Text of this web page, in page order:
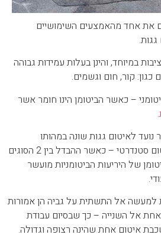
את אחד מהאמצעים השימושיים
במיוחד, והינן בעלות עמידות גבוהה
כגון: קור, חום וגשמים.
– כאשר הביטומן הינו חומר אשר
.
נועד לאיטום גגות שונה במהותו
מהביטומן אשר מיועד לאיטום סטנדרטי – כאשר ההבדל בין 2 הסוגים
של היריעות הביטומניות מועשר
למעשה אל התשתית על גביה הן אמורות
אל השנייה – כך שבסיום עבודת
איטום אחת שהינה רצופה וגדולה.